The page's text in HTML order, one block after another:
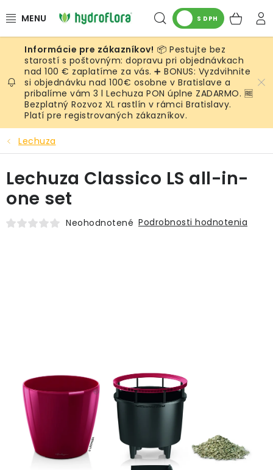
na
Hľadať
S DPH
RASTLINY
UMELÉ RASTLINY
KVETINÁČE
SUBSTRÁTY A PRÍSLUŠENSTVO
SERVIS INTERIÉROVEJ ZELENE
NA OBJEDNÁVKU
AKCIA
📦 Pestujte bez
starostí s poštovným: dopravu pri objednávkach
nad 100 € zaplatíme za vás. ➕ BONUS: Vyzdvihnite
si objednávku nad 100€ osobne v Bratislave a
pribalíme vám 3 l Lechuza PON úplne ZADARMO. 🆓
Bezplatný Rozvoz XL rastlín v rámci Bratislavy.
Platí pre registrovaných zákazníkov.
Lechuza
Lechuza Classico LS all-in-
one set
Neohodnotené Podrobnosti hodnotenia